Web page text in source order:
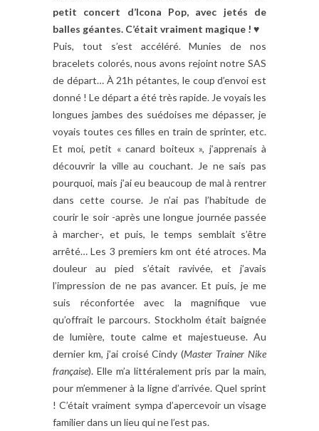
petit concert d’Icona Pop, avec jetés de
balles géantes. C’était vraiment magique ! ♥
Puis, tout s’est accéléré. Munies de nos
bracelets colorés, nous avons rejoint notre SAS
de départ… À 21h pétantes, le coup d’envoi est
donné ! Le départ a été très rapide. Je voyais les
longues jambes des suédoises me dépasser, je
voyais toutes ces filles en train de sprinter, etc.
Et moi, petit « canard boiteux », j’apprenais à
découvrir la ville au couchant. Je ne sais pas
pourquoi, mais j’ai eu beaucoup de mal à rentrer
dans cette course. Je n’ai pas l’habitude de
courir le soir -après une longue journée passée
à marcher-, et puis, le temps semblait s’être
arrêté… Les 3 premiers km ont été atroces. Ma
douleur au pied s’était ravivée, et j’avais
l’impression de ne pas avancer. Et puis, je me
suis réconfortée avec la magnifique vue
qu’offrait le parcours. Stockholm était baignée
de lumière, toute calme et majestueuse. Au
dernier km, j’ai croisé Cindy (Master Trainer Nike
française). Elle m’a littéralement pris par la main,
pour m’emmener à la ligne d’arrivée. Quel sprint
! C’était vraiment sympa d’apercevoir un visage
familier dans un lieu qui ne l’est pas.